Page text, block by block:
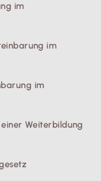
im
im
im
Weiterbildung